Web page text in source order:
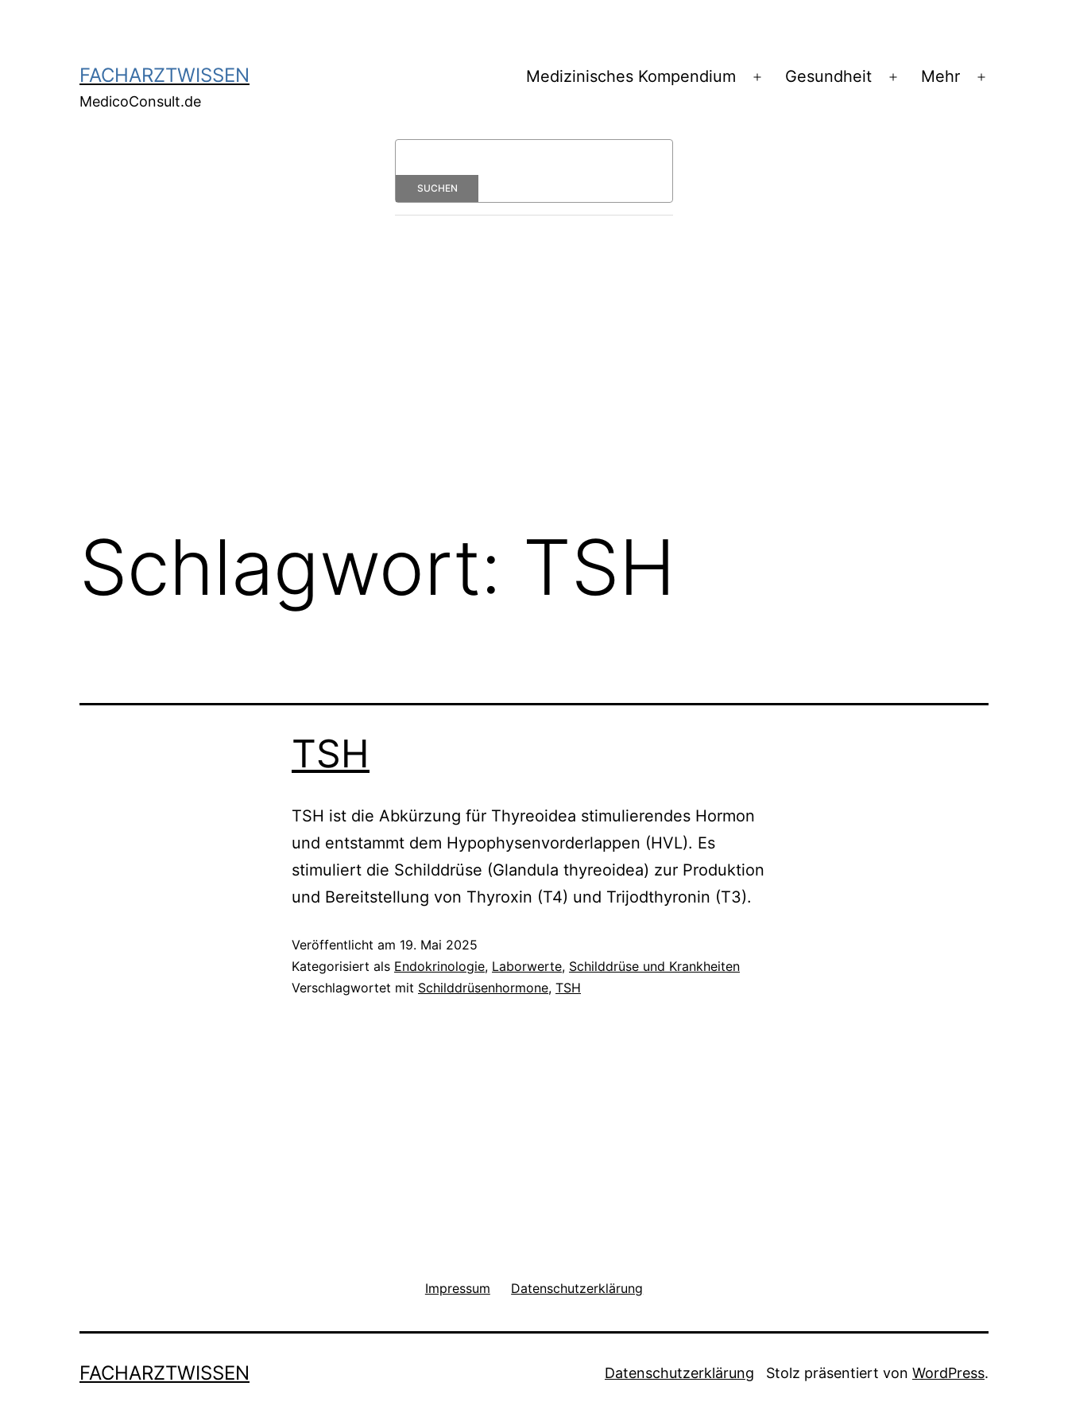
FACHARZTWISSEN
MedicoConsult.de
Medizinisches Kompendium
Menü
Gesundheit
Menü
Mehr
Schlagwort: TSH
TSH
TSH ist die Abkürzung für Thyreoidea stimulierendes Hormon
und entstammt dem Hypophysenvorderlappen (HVL). Es
stimuliert die Schilddrüse (Glandula thyreoidea) zur Produktion
und Bereitstellung von Thyroxin (T4) und Trijodthyronin (T3).
Veröffentlicht am 19. Mai 2025
Kategorisiert als Endokrinologie, Laborwerte, Schilddrüse und Krankheiten
Verschlagwortet mit Schilddrüsenhormone, TSH
Impressum Datenschutzerklärung
FACHARZTWISSEN Datenschutzerklärung Stolz präsentiert von WordPress.